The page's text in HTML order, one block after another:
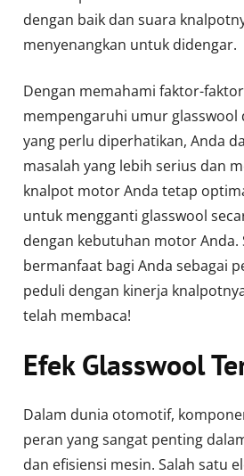
dengan baik dan suara
menyenangkan untuk didengar.
Dengan memahami faktor-
mempengaruhi umur glasswool
yang perlu diperhatikan, Anda
masalah yang lebih serius dan
knalpot motor Anda tetap
untuk mengganti glasswool
dengan kebutuhan motor Anda.
bermanfaat bagi Anda sebagai
peduli dengan kinerja
telah membaca!
Efek Glasswool
Dalam dunia otomotif,
peran yang sangat penting
dan efisiensi mesin. Salah satu